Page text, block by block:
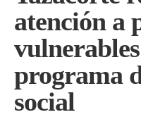
atención a
programa
social